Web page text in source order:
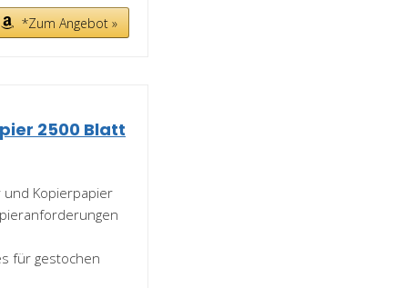
*Zum Angebot »
2500 Blatt
und Kopierpapier
für gestochen